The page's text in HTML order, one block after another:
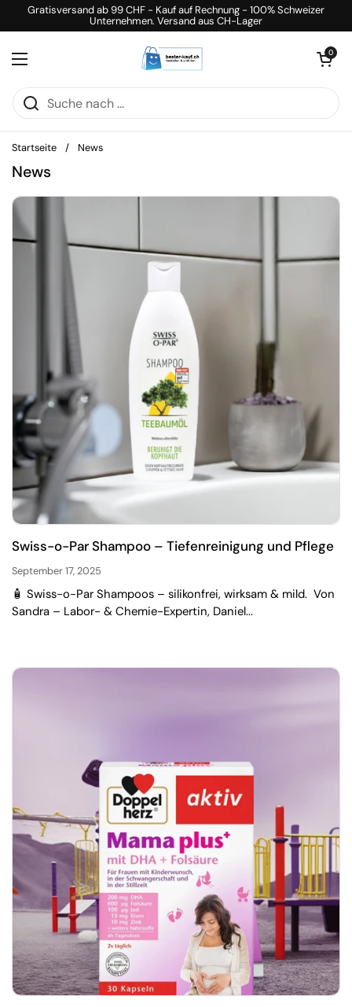
Zum Inhalt springen
Gratisversand ab 99 CHF - Kauf auf Rechnung - 100% Schweizer
Unternehmen. Versand aus CH-Lager
Menü öffnen
Warenkorb
0
Startseite / News
News
Swiss-o-Par Shampoo – Tiefenreinigung und Pflege
September 17, 2025
🧴 Swiss-o-Par Shampoos – silikonfrei, wirksam & mild. Von
Sandra – Labor- & Chemie-Expertin, Daniel...